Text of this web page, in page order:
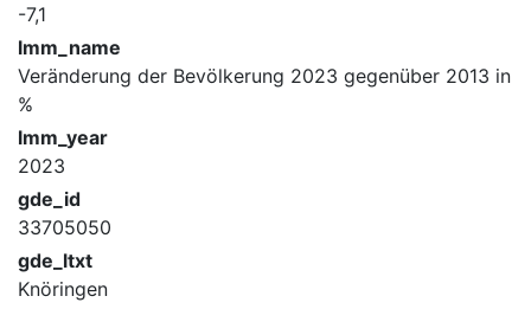
-7,1
lmm_name
Veränderung der Bevölkerung 2023 gegenüber 2013 in
%
lmm_year
2023
gde_id
33705050
gde_ltxt
Knöringen